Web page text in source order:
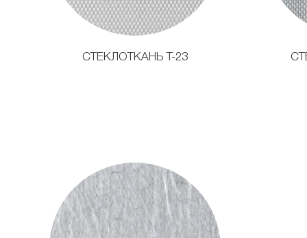
СТЕКЛОТКАНЬ Т-23